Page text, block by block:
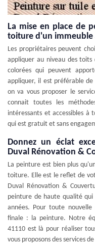
La mise en place de
toiture d'un immeuble
Les propriétaires peuvent
appliquer au niveau des
colorées qui peuvent
appliquer, il est préférable
on va vous proposer le
connait toutes les
intéressants et accessibles à
qui est gratuit et sans
Donnez un éclat
Duval Rénovation &
La peinture est bien plus
toiture. Elle est le reflet de
Duval Rénovation &
peinture de haute qualité
années. Pour toute
finale : la peinture. Notre
41110 est là pour réaliser
vous proposons des services